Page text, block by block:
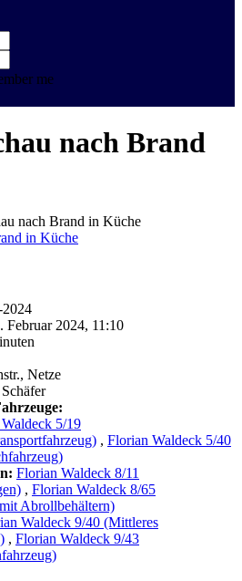
me
nach Brand
nach Brand in Küche
2024
Februar 2024, 11:10
Netze
5/19
, Florian Waldeck 5/40
Florian Waldeck 8/11
, Florian Waldeck 8/65
Abrollbehältern)
Waldeck 9/40 (Mittleres
, Florian Waldeck 9/43